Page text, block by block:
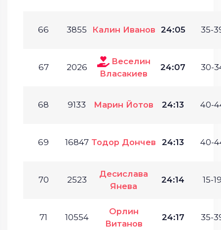
66 3855 Калин Иванов 24:05 35-
67 2026
Веселин
Власакиев
24:07 30-
68 9133 Марин Йотов 24:13 40-
69 16847 Тодор Дончев 24:13 40-
70 2523
Десислава
Янева
24:14 15-
71 10554
Орлин
Витанов
24:17 35-